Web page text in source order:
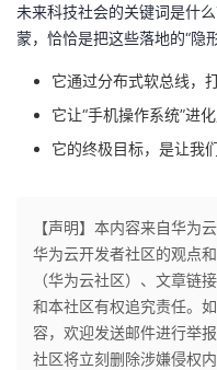
未来科技社会的关键词是什
蒙，恰恰是把这些落地的“隐形
它通过分布式软总线，
它让“手机操作系统”进化
它的终极目标，是让我
【声明】本内容来自华为
华为云开发者社区的观点
（华为云社区）、文章链
和本社区有权追究责任。
容，欢迎发送邮件进行举
社区将立刻删除涉嫌侵权内